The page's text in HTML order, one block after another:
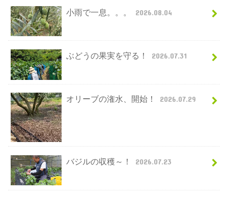
小雨で一息。。。 2026.08.04
ぶどうの果実を守る！ 2026.07.31
オリーブの潅水、開始！ 2026.07.29
バジルの収穫～！ 2026.07.23